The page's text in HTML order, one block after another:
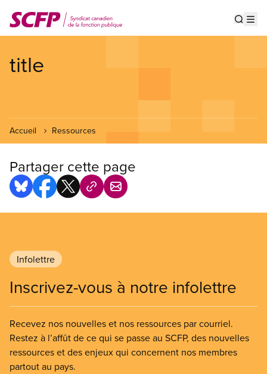
au
contenu
title
Accueil Ressources
Partager cette page
Infolettre
Inscrivez-vous à notre infolettre
Recevez nos nouvelles et nos ressources par courriel.
Restez à l’affût de ce qui se passe au SCFP, des nouvelles
ressources et des enjeux qui concernent nos membres
partout au pays.